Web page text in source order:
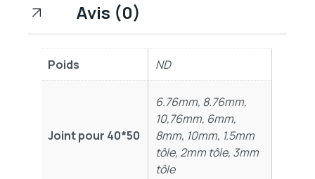
Avis (0)
Poids ND
Joint pour 40*50
6.76mm, 8.76mm,
10,76mm, 6mm,
8mm, 10mm, 1.5mm
tôle, 2mm tôle, 3mm
tôle